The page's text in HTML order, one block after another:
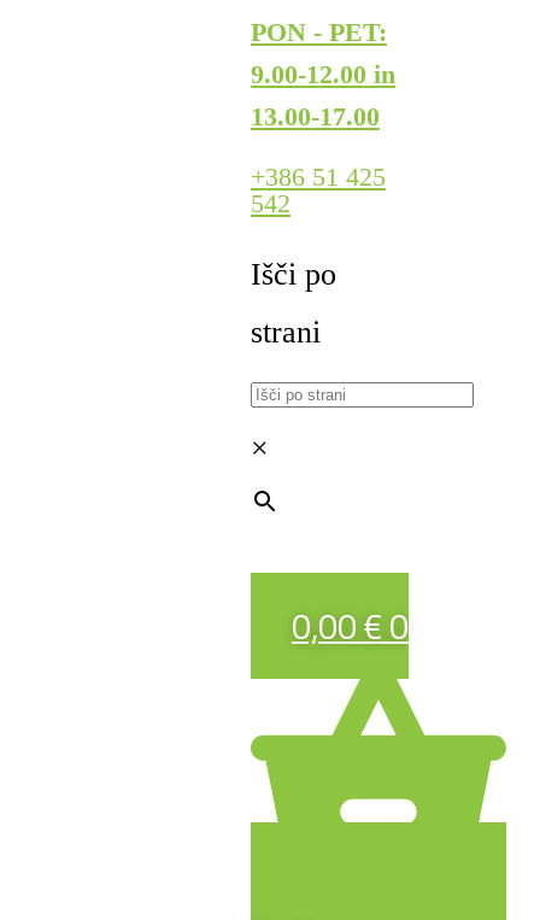
PON - PET:
9.00-12.00 in
13.00-17.00
+386 51 425
542
Išči po
strani
×
0,00€0